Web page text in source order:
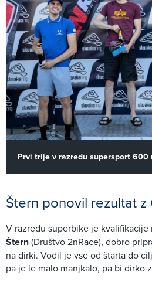
Prvi trije v razredu supersport 600
Štern ponovil rezultat z
V razredu superbike je
Štern(Društvo 2nRace), dobro
na dirki. Vodil je vse od štarta do
pa je le malo manjkalo, pa bi dirko